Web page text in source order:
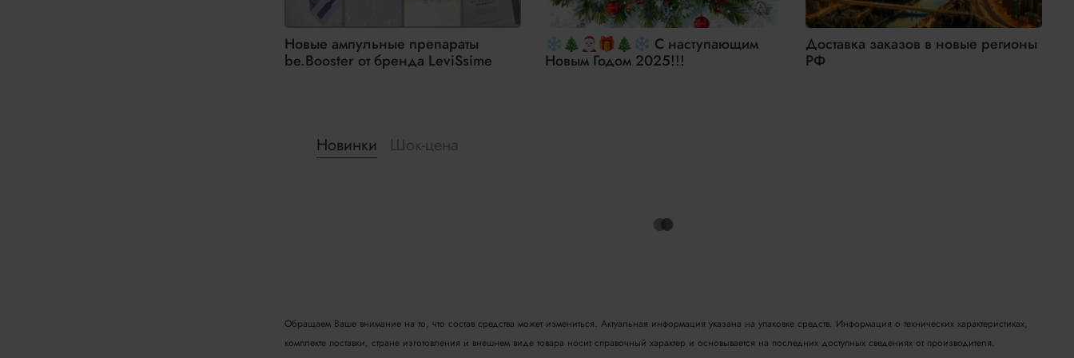
Новые ампульные препараты
be.Booster от бренда LeviSsime
❄🎄🎅🏻🎁🎄❄ С наступающим
Новым Годом 2025!!!
Доставка заказов в новые регионы
РФ
Новинки Шок-цена
Обращаем Ваше внимание на то, что состав средства может измениться. Актуальная информация указана на упаковке средств. Информация о технических характеристиках,
комплекте поставки, стране изготовления и внешнем виде товара носит справочный характер и основывается на последних доступных сведениях от производителя.